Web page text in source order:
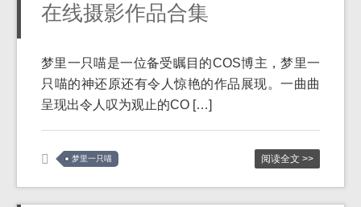
在线摄影作品合集
梦里一只喵是一位备受瞩目的COS博主，梦里一
只喵的神还原还有令人惊艳的作品展现。一曲曲
呈现出令人叹为观止的CO […]
梦里一只喵 阅读全文 >>